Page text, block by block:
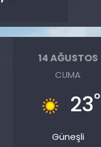
14 AĞUSTOS
CUMA
23°
Güneşli